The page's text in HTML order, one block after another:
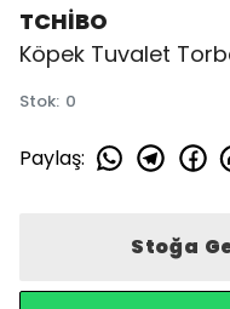
TCHİBO
Köpek Tuvalet
Stok: 0
Paylaş:
Stoğa